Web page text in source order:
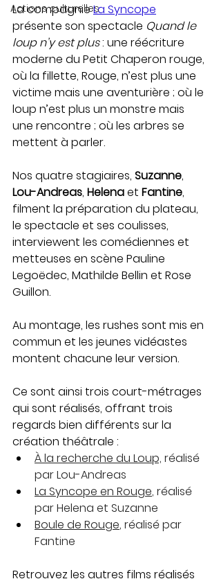
Actions culturelles
La compagnie La Syncope
présente son spectacle Quand le
loup n’y est plus : une réécriture
moderne du Petit Chaperon rouge,
où la fillette, Rouge, n’est plus une
victime mais une aventurière ; où le
loup n’est plus un monstre mais
une rencontre ; où les arbres se
mettent à parler.
Nos quatre stagiaires, Suzanne,
Lou-Andreas, Helena et Fantine,
filment la préparation du plateau,
le spectacle et ses coulisses,
interviewent les comédiennes et
metteuses en scène Pauline
Legoëdec, Mathilde Bellin et Rose
Guillon.
Au montage, les rushes sont mis en
commun et les jeunes vidéastes
montent chacune leur version.
Ce sont ainsi trois court-métrages
qui sont réalisés, offrant trois
regards bien différents sur la
création théâtrale :
À la recherche du Loup, réalisé
par Lou-Andreas
La Syncope en Rouge, réalisé
par Helena et Suzanne
Boule de Rouge, réalisé par
Fantine
Retrouvez les autres films réalisés